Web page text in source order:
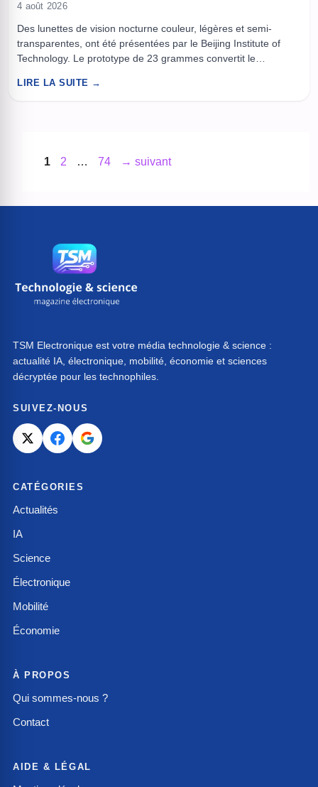
4 août 2026
Des lunettes de vision nocturne couleur, légères et semi-
transparentes, ont été présentées par le Beijing Institute of
Technology. Le prototype de 23 grammes convertit le
la couleur et la luminosité selon la longueur d’onde. À lire aussi
LIRE LA SUITE →
Page
1 Page
2 … Page
74 → suivant
TSM Electronique est votre média technologie & science :
actualité IA, électronique, mobilité, économie et sciences
décryptée pour les technophiles.
SUIVEZ-NOUS
CATÉGORIES
Actualités
IA
Science
Électronique
Mobilité
Économie
À PROPOS
Qui sommes-nous ?
Contact
AIDE & LÉGAL